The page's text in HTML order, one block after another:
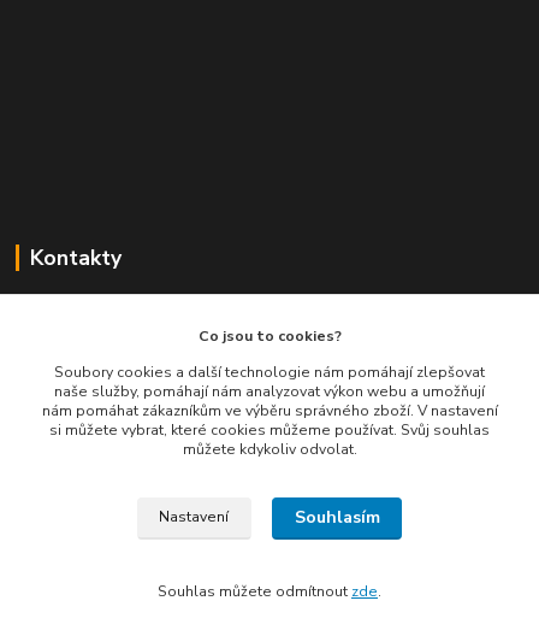
Kontakty
+420 777 461 661
(Po-Pá, 8-16 hod.)
info@balimespolu.cz
Co jsou to cookies?
Soubory cookies a další technologie nám pomáhají zlepšovat
naše služby, pomáhají nám analyzovat výkon webu a umožňují
nám pomáhat zákazníkům ve výběru správného zboží. V nastavení
si můžete vybrat, které cookies můžeme používat. Svůj souhlas
můžete kdykoliv odvolat.
Nastavení Souhlasím
Souhlas můžete odmítnout zde.